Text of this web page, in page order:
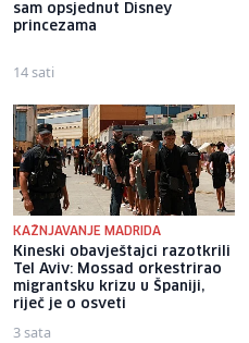
sam opsjednut Disney
princezama
14 sati
KAŽNJAVANJE MADRIDA
Kineski obavještajci razotkrili
Tel Aviv: Mossad orkestrirao
migrantsku krizu u Španiji,
riječ je o osveti
3 sata